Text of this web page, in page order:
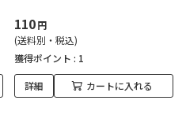
110円
(送料別・税込)
獲得ポイント : 1
詳細 カートに入れる